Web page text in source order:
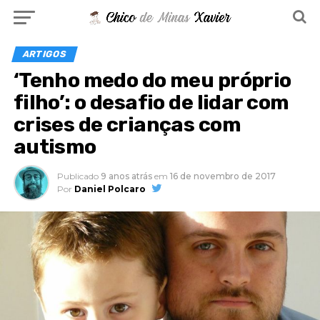
ARTIGOS
‘Tenho medo do meu próprio
filho’: o desafio de lidar com
crises de crianças com
autismo
Publicado 9 anos atrás em 16 de novembro de 2017
Por Daniel Polcaro